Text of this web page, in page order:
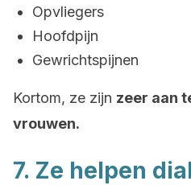
Opvliegers
Hoofdpijn
Gewrichtspijnen
Kortom, ze zijn zeer aan
vrouwen.
7. Ze helpen